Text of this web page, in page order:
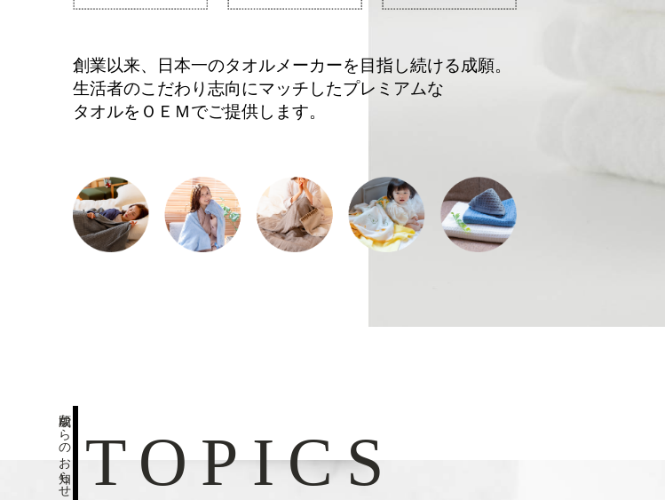
創業以来、日本一のタオルメーカーを目指し続ける成願。
生活者のこだわり志向にマッチしたプレミアムな
タオルをＯＥＭでご提供します。
成願からのお知らせ TOPICS